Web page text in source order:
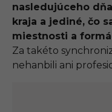
nasledujúceho
kraja a jediné, čo
miestnosti a
Za takéto
nehanbili ani